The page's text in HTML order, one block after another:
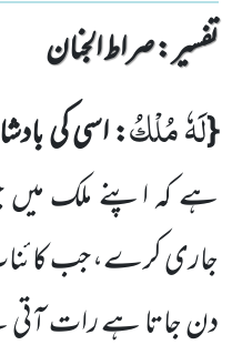
تفسیر : ‎صراط الجنان
{لَهٗ مُلْكُ: اسی کی
ہے کہ اپنے ملک
جاری کرے،جب
دن جاتا ہے رات